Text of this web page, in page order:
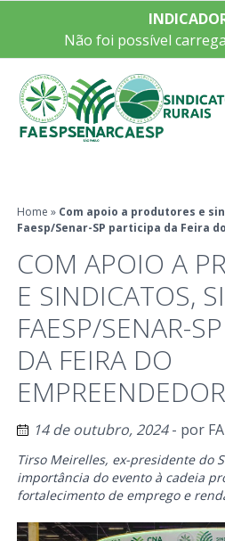
Não foi possível
Home » Com apoio a produtores e
Faesp/Senar-SP participa da Feira
COM APOIO A
E SINDICATOS,
FAESP/SENAR-
DA FEIRA DO
14 de outubro, 2024- por
Tirso Meirelles, ex-presidente do
importância do evento à cadeia
fortalecimento de emprego e